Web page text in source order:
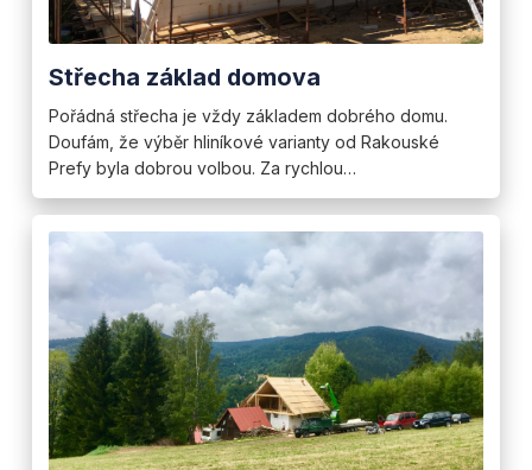
Střecha základ domova
Pořádná střecha je vždy základem dobrého domu.
Doufám, že výběr hliníkové varianty od Rakouské
Prefy byla dobrou volbou. Za rychlou…